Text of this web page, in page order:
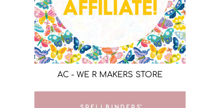
AC - WE R MAKERS STORE